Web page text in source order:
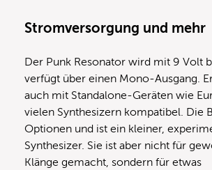
Stromversorgung und mehr
Der Punk Resonator wird mit 9 Volt
verfügt über einen Mono-Ausgang.
auch mit Standalone-Geräten wie
vielen Synthesizern kompatibel. Die
Optionen und ist ein kleiner,
Synthesizer. Sie ist aber nicht für
Klänge gemacht, sondern für etwas